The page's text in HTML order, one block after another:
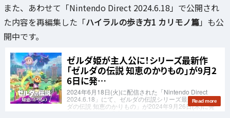
また、あわせて「Nintendo Direct 2024.6.18」で公開され
た内容を再編集した「ハイラルの歩き方1 カリモノ篇」も公
開中です。